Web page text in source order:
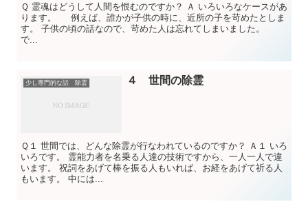
Ｑ 霊魂はどうして人間を恨むのですか？ Ａ いろいろなケースがあ
ります。 例えば、誰かが子供の時に、近所の子を苛めたとしま
す。 子供の頃の話なので、苛めた人は忘れてしまいました。
で...
少し専門的な話 除霊 ４ 世間の除霊
Ｑ１ 世間では、どんな除霊が行なわれているのですか？ Ａ１ いろ
いろです。 霊能力者を名乗る人達の技術ですから、一人一人で違
います。 祝詞をあげて棒を振る人もいれば、お経をあげて祈る人
もいます。 中には...